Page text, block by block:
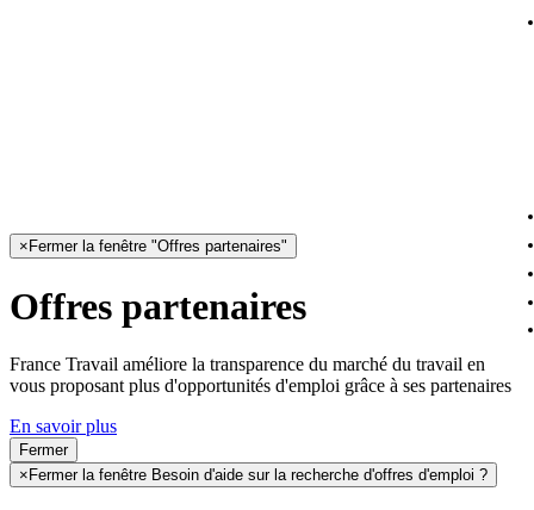
× Fermer la fenêtre "Offres partenaires"
Offres partenaires
France Travail améliore la transparence du marché du travail en
vous proposant plus d'opportunités d'emploi grâce à ses partenaires
En savoir plus
Fermer
× Fermer la fenêtre Besoin d'aide sur la recherche d'offres d'emploi ?